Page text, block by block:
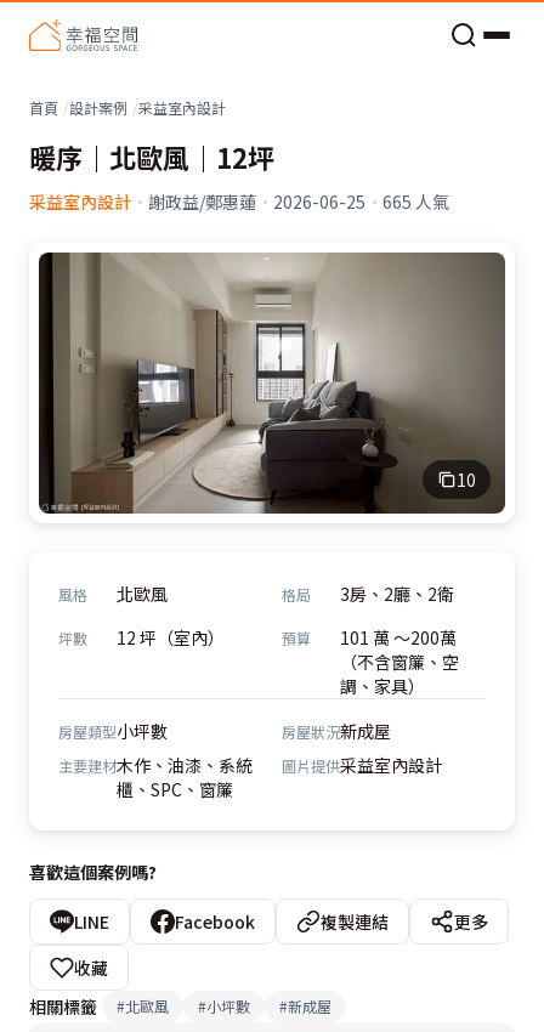
首頁 設計案例 采益室內設計
暖序｜北歐風｜12坪
采益室內設計 · 謝政益/鄭惠蓮 · 2026-06-25 · 665 人氣
10
風格 北歐風 格局 3房、2廳、2衛
坪數 12 坪（室內） 預算
101 萬 ～200萬
（不含窗簾、空
調、家具）
房屋類型小坪數 房屋狀況新成屋
主要建材木作、油漆、系統
櫃、SPC、窗簾
圖片提供采益室內設計
喜歡這個案例嗎?
LINE Facebook 複製連結
更多
收藏
相關標籤
#北歐風 #小坪數 #新成屋